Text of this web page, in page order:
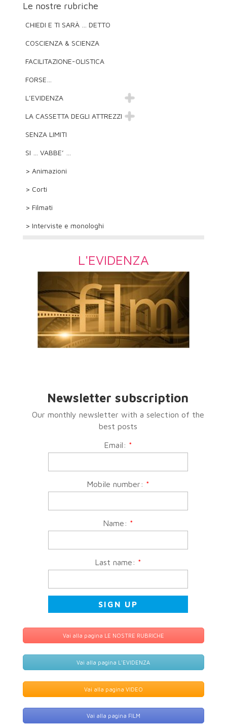
Le nostre rubriche
CHIEDI E TI SARÀ … DETTO
COSCIENZA & SCIENZA
FACILITAZIONE-OLISTICA
FORSE…
L’EVIDENZA
LA CASSETTA DEGLI ATTREZZI
SENZA LIMITI
SI … VABBE’ …
> Animazioni
> Corti
> Filmati
> Interviste e monologhi
L'EVIDENZA
Newsletter subscription
Our monthly newsletter with a selection of the
best posts
Email: *
Mobile number: *
Name: *
Last name: *
Vai alla pagina LE NOSTRE RUBRICHE
Vai alla pagina L'EVIDENZA
Vai alla pagina VIDEO
Vai alla pagina FILM